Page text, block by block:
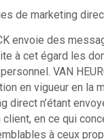
de marketing
envoie des
à cet égard les
VAN
en vigueur en la
direct n’étant
client, en ce qui
à ceux